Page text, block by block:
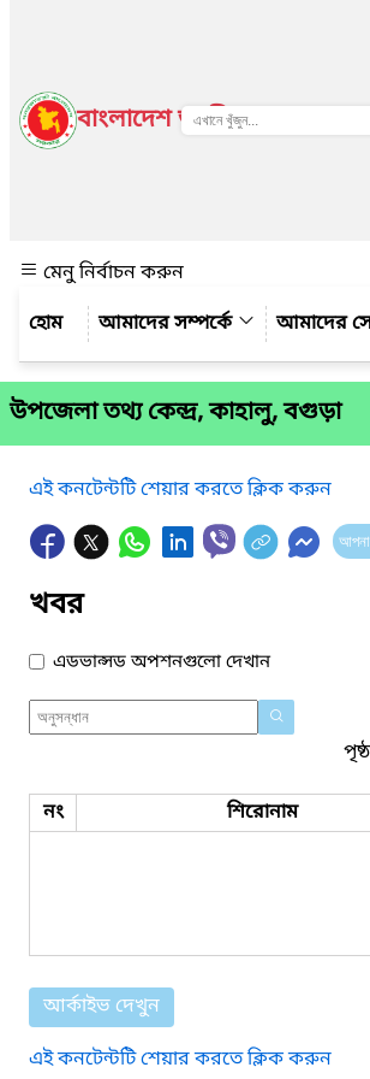
বাংলাদেশ জাতীয় তথ্য বাতায়ন
মেনু নির্বাচন করুন
আমাদের সম্পর্কে
আমাদের
উপজেলা তথ্য কেন্দ্র, কাহালু, বগুড়া
এই কনটেন্টটি শেয়ার করতে ক্লিক করুন
খবর
এডভান্সড অপশনগুলো দেখান
নং শিরোনাম
আর্কাইভ দেখুন
এই কনটেন্টটি শেয়ার করতে ক্লিক করুন